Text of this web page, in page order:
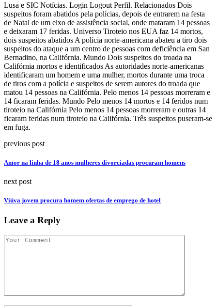
Lusa e SIC Notícias. Login Logout Perfil. Relacionados Dois
suspeitos foram abatidos pela polícias, depois de entrarem na festa
de Natal de um eixo de assistência social, onde mataram 14 pessoas
e deixaram 17 feridas. Universo Tiroteio nos EUA faz 14 mortos,
dois suspeitos abatidos A polícia norte-americana abateu a tiro dois
suspeitos do ataque a um centro de pessoas com deficiência em San
Bernadino, na Califórnia. Mundo Dois suspeitos do troada na
Califórnia mortos e identificados As autoridades norte-americanas
identificaram um homem e uma mulher, mortos durante uma troca
de tiros com a polícia e suspeitos de serem autores do troada que
matou 14 pessoas na Califórnia. Pelo menos 14 pessoas morreram e
14 ficaram feridas. Mundo Pelo menos 14 mortos e 14 feridos num
tiroteio na Califórnia Pelo menos 14 pessoas morreram e outras 14
ficaram feridas num tiroteio na Califórnia. Três suspeitos puseram-se
em fuga.
previous post
Amor na linha de 18 anos mulheres divorciadas procuram homens
next post
Viúva jovem procura homem ofertas de emprego de hotel
Leave a Reply